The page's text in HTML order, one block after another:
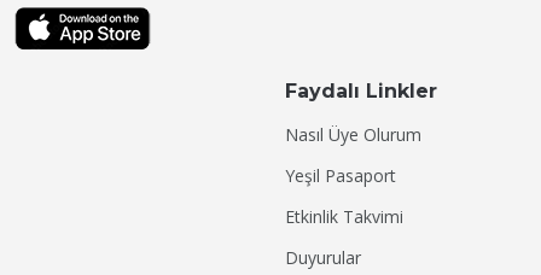
Faydalı Linkler
Nasıl Üye Olurum
Yeşil Pasaport
Etkinlik Takvimi
Duyurular